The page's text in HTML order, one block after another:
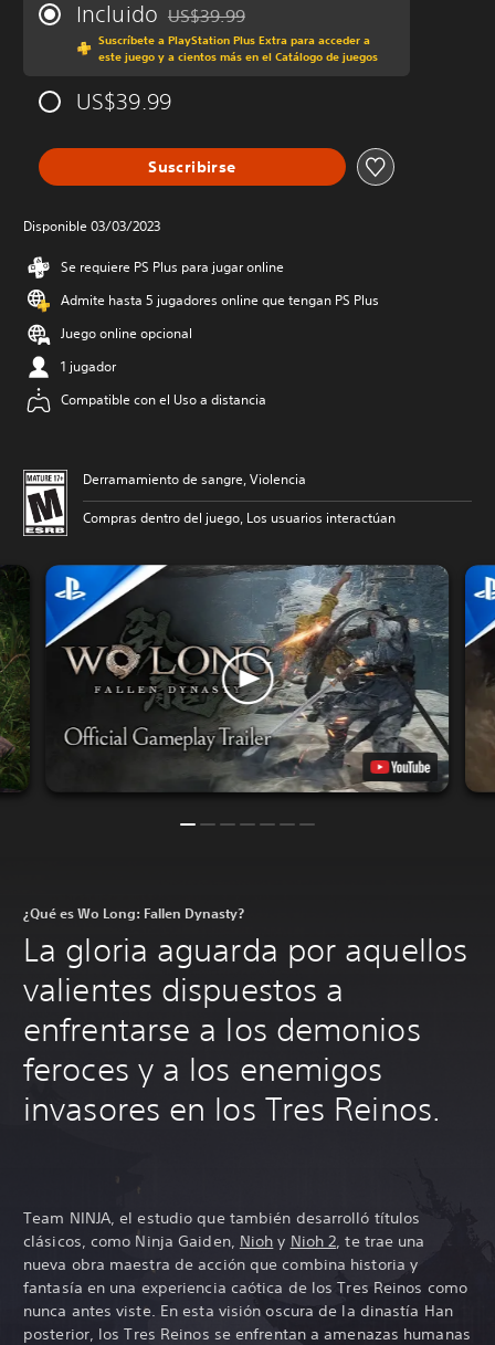
Incluido Rebajado del precio original de US$39.99
US$39.99
Suscríbete a PlayStation Plus Extra para acceder a
este juego y a cientos más en el Catálogo de juegos
US$39.99
Suscribirse
Disponible 03/03/2023
Se requiere PS Plus para jugar online
Admite hasta 5 jugadores online que tengan PS Plus
Juego online opcional
1 jugador
Compatible con el Uso a distancia
Derramamiento de sangre, Violencia
Compras dentro del juego, Los usuarios interactúan
¿Qué es Wo Long: Fallen Dynasty?
La gloria aguarda por aquellos
valientes dispuestos a
enfrentarse a los demonios
feroces y a los enemigos
invasores en los Tres Reinos.
Team NINJA, el estudio que también desarrolló títulos
clásicos, como Ninja Gaiden, Nioh y Nioh 2, te trae una
nueva obra maestra de acción que combina historia y
fantasía en una experiencia caótica de los Tres Reinos como
nunca antes viste. En esta visión oscura de la dinastía Han
posterior, los Tres Reinos se enfrentan a amenazas humanas